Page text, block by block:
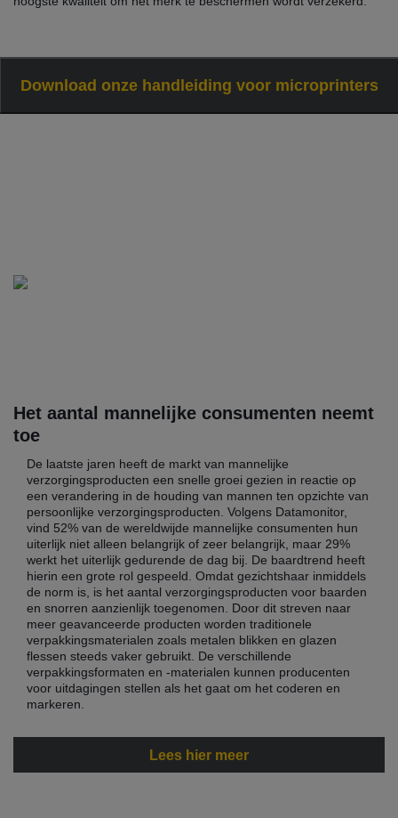
Download onze handleiding voor microprinters
Het aantal mannelijke consumenten neemt
toe
De laatste jaren heeft de markt van mannelijke
verzorgingsproducten een snelle groei gezien in reactie op
een verandering in de houding van mannen ten opzichte van
persoonlijke verzorgingsproducten. Volgens Datamonitor,
vind 52% van de wereldwijde mannelijke consumenten hun
uiterlijk niet alleen belangrijk of zeer belangrijk, maar 29%
werkt het uiterlijk gedurende de dag bij. De baardtrend heeft
hierin een grote rol gespeeld. Omdat gezichtshaar inmiddels
de norm is, is het aantal verzorgingsproducten voor baarden
en snorren aanzienlijk toegenomen. Door dit streven naar
meer geavanceerde producten worden traditionele
verpakkingsmaterialen zoals metalen blikken en glazen
flessen steeds vaker gebruikt. De verschillende
verpakkingsformaten en -materialen kunnen producenten
voor uitdagingen stellen als het gaat om het coderen en
markeren.
Lees hier meer